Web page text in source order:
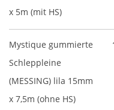
x 5m (mit HS)
Mystique gummierte
Schleppleine
(MESSING) lila 15mm
x 7,5m (ohne HS)